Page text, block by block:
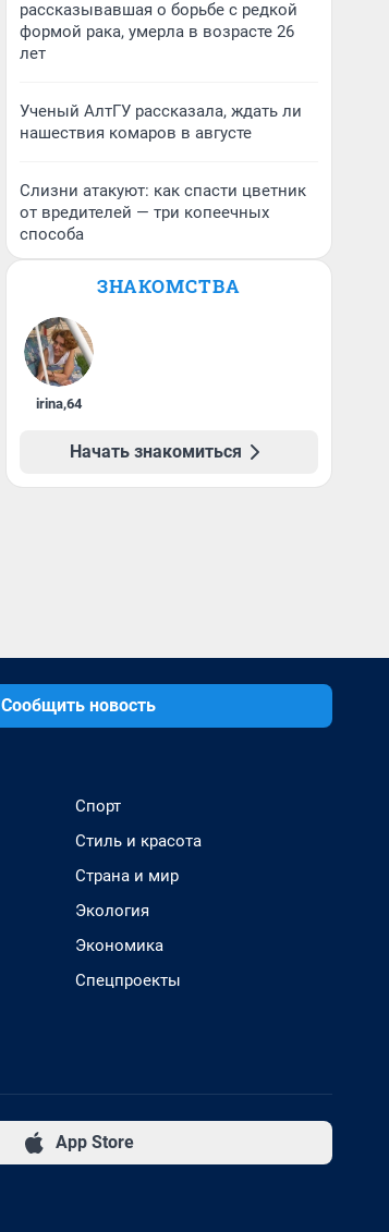
рассказывавшая о борьбе с редкой
формой рака, умерла в возрасте 26
лет
Ученый АлтГУ рассказала, ждать ли
нашествия комаров в августе
Слизни атакуют: как спасти цветник
от вредителей — три копеечных
способа
ЗНАКОМСТВА
irina,64
Начать знакомиться
Сообщить новость
Спорт
Стиль и красота
Страна и мир
Экология
Экономика
Спецпроекты
App Store